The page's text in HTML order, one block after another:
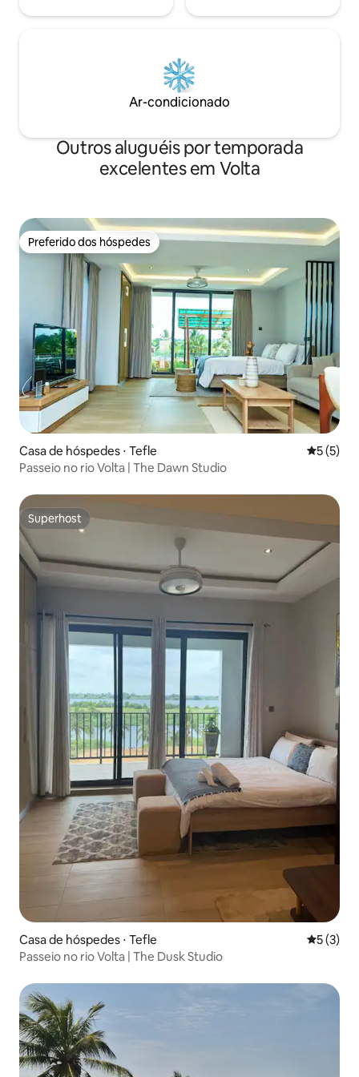
Ar-condicionado
Outros aluguéis por temporada
excelentes em Volta
Preferido dos hóspedes
Preferido dos hóspedes
Casa de hóspedes ⋅ Tefle 5 de
5 (5)
Passeio no rio Volta | The Dawn Studio
Superhost
Superhost
Casa de hóspedes ⋅ Tefle 5 de
5 (3)
Passeio no rio Volta | The Dusk Studio